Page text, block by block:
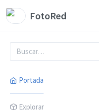
FotoRed
Portada
Explorar